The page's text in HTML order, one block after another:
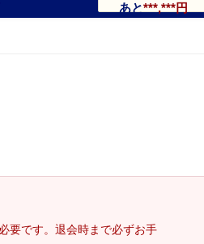
あと***,***円
要です。退会時まで必ずお手